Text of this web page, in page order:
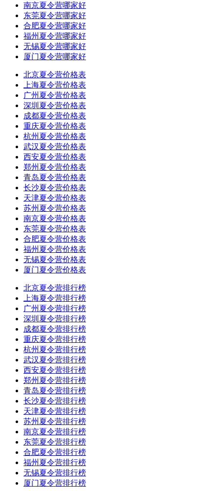
南京夏令营哪家好
东莞夏令营哪家好
合肥夏令营哪家好
福州夏令营哪家好
无锡夏令营哪家好
厦门夏令营哪家好
北京夏令营价格表
上海夏令营价格表
广州夏令营价格表
深圳夏令营价格表
成都夏令营价格表
重庆夏令营价格表
杭州夏令营价格表
武汉夏令营价格表
西安夏令营价格表
郑州夏令营价格表
青岛夏令营价格表
长沙夏令营价格表
天津夏令营价格表
苏州夏令营价格表
南京夏令营价格表
东莞夏令营价格表
合肥夏令营价格表
福州夏令营价格表
无锡夏令营价格表
厦门夏令营价格表
北京夏令营排行榜
上海夏令营排行榜
广州夏令营排行榜
深圳夏令营排行榜
成都夏令营排行榜
重庆夏令营排行榜
杭州夏令营排行榜
武汉夏令营排行榜
西安夏令营排行榜
郑州夏令营排行榜
青岛夏令营排行榜
长沙夏令营排行榜
天津夏令营排行榜
苏州夏令营排行榜
南京夏令营排行榜
东莞夏令营排行榜
合肥夏令营排行榜
福州夏令营排行榜
无锡夏令营排行榜
厦门夏令营排行榜